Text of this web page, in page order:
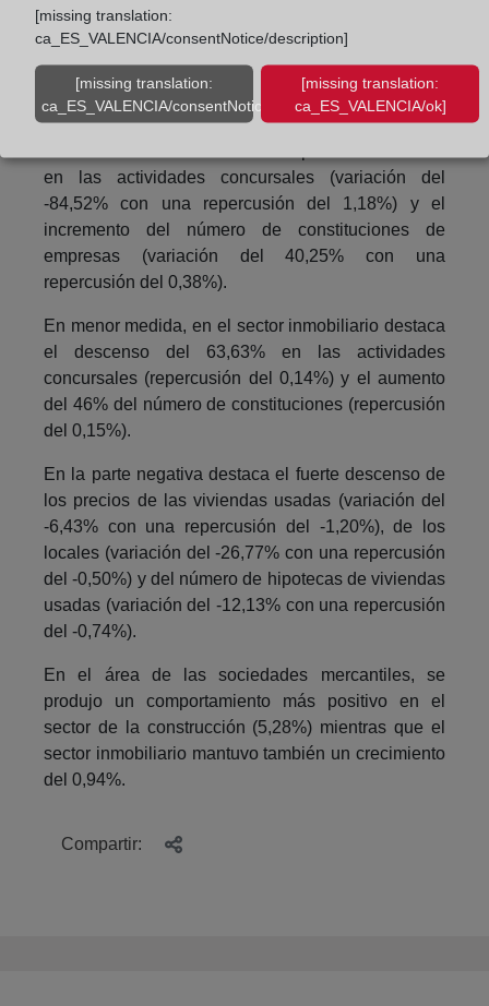
con una repercusión del 0,47%) y de las naves
0,21%).
Finalmente, en la parte mercantil en el sector de la
en las actividades concursales (variación del
-84,52% con una repercusión del 1,18%) y el
incremento del número de constituciones de
empresas (variación del 40,25% con una
repercusión del 0,38%).
En menor medida, en el sector inmobiliario destaca
el descenso del 63,63% en las actividades
concursales (repercusión del 0,14%) y el aumento
del 46% del número de constituciones (repercusión
del 0,15%).
En la parte negativa destaca el fuerte descenso de
los precios de las viviendas usadas (variación del
-6,43% con una repercusión del -1,20%), de los
locales (variación del -26,77% con una repercusión
del -0,50%) y del número de hipotecas de viviendas
usadas (variación del -12,13% con una repercusión
del -0,74%).
En el área de las sociedades mercantiles, se
produjo un comportamiento más positivo en el
sector de la construcción (5,28%) mientras que el
sector inmobiliario mantuvo también un crecimiento
del 0,94%.
Compartir:
[missing translation:
ca_ES_VALENCIA/consentNotice/description]
[missing translation:
ca_ES_VALENCIA/consentNotice/learnMore]
[missing translation:
ca_ES_VALENCIA/ok]